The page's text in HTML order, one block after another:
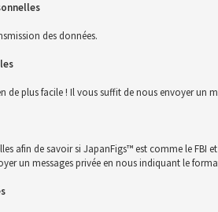
des données.
plus facile ! Il vous suffit de nous envoyer un
afin de savoir si JapanFigs™ est comme le
un messages privée en nous indiquant le